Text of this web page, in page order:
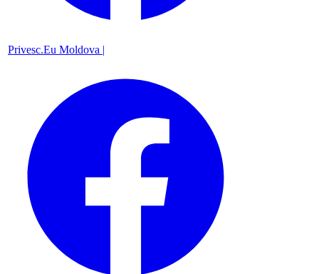
Privesc.Eu Moldova |